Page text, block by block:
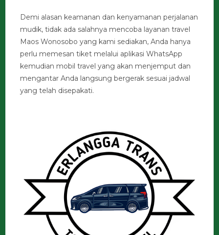
Demi alasan keamanan dan kenyamanan perjalanan
mudik, tidak ada salahnya mencoba layanan travel
Maos Wonosobo yang kami sediakan, Anda hanya
perlu memesan tiket melalui aplikasi WhatsApp
kemudian mobil travel yang akan menjemput dan
mengantar Anda langsung bergerak sesuai jadwal
yang telah disepakati.